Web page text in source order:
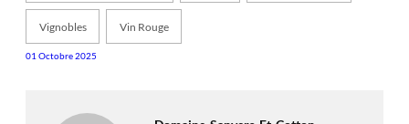
Vignobles Vin Rouge
01 Octobre 2025